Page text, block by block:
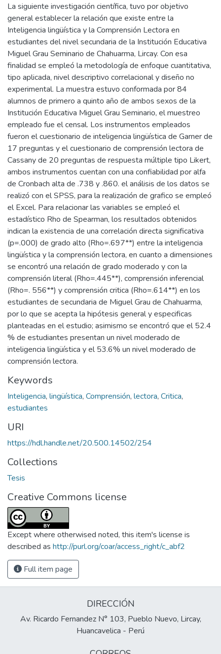
La siguiente investigación científica, tuvo por objetivo
general establecer la relación que existe entre la
Inteligencia lingüística y la Comprensión Lectora en
estudiantes del nivel secundaria de la Institución Educativa
Miguel Grau Seminario de Chahuarma, Lircay. Con esa
finalidad se empleó la metodología de enfoque cuantitativa,
tipo aplicada, nivel descriptivo correlacional y diseño no
experimental. La muestra estuvo conformada por 84
alumnos de primero a quinto año de ambos sexos de la
Institución Educativa Miguel Grau Seminario, el muestreo
empleado fue el censal. Los instrumentos empleados
fueron el cuestionario de inteligencia lingüística de Garner de
17 preguntas y el cuestionario de comprensión lectora de
Cassany de 20 preguntas de respuesta múltiple tipo Likert,
ambos instrumentos cuentan con una confiabilidad por alfa
de Cronbach alta de .738 y .860. el análisis de los datos se
realizó con el SPSS, para la realización de grafico se empleó
el Excel. Para relacionar las variables se empleó el
estadístico Rho de Spearman, los resultados obtenidos
indican la existencia de una correlación directa significativa
(p=.000) de grado alto (Rho=.697**) entre la inteligencia
lingüística y la comprensión lectora, en cuanto a dimensiones
se encontró una relación de grado moderado y con la
comprensión literal (Rho=.445**), comprensión inferencial
(Rho=. 556**) y comprensión critica (Rho=.614**) en los
estudiantes de secundaria de Miguel Grau de Chahuarma,
por lo que se acepta la hipótesis general y especificas
planteadas en el estudio; asimismo se encontró que el 52.4
% de estudiantes presentan un nivel moderado de
inteligencia lingüística y el 53.6% un nivel moderado de
comprensión lectora.
Keywords
Inteligencia, lingüística, Comprensión, lectora, Critica,
estudiantes
URI
https://hdl.handle.net/20.500.14502/254
Collections
Tesis
Creative Commons license
Except where otherwised noted, this item's license is
described as http://purl.org/coar/access_right/c_abf2
Full item page
DIRECCIÓN
Av. Ricardo Fernandez N° 103, Pueblo Nuevo, Lircay,
Huancavelica - Perú